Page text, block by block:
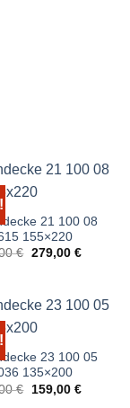
21 100 08
155×220
€ Ursprünglicher
279,00 €Aktueller
23 100 05
135×200
€
Ursprünglicher
Preis
159,00 €Aktueller